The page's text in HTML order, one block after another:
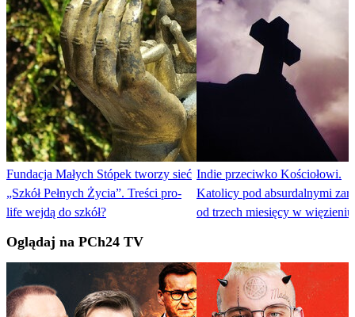
Fundacja Małych Stópek tworzy sieć
„Szkół Pełnych Życia”. Treści pro-
life wejdą do szkół?
Indie przeciwko Kościołowi.
Katolicy pod absurdalnymi
od trzech miesięcy w więzieniu
Oglądaj na PCh24 TV